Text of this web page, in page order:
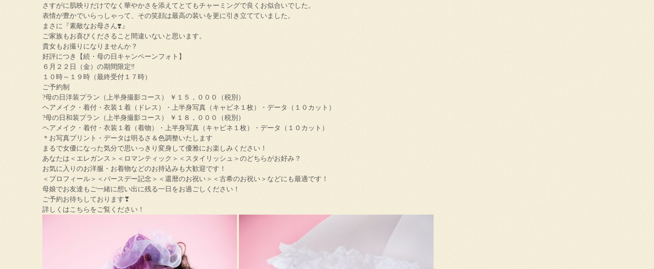
さすがに肌映りだけでなく華やかさを添えてとてもチャーミングで良くお似合いでした。
表情が豊かでいらっしゃって、その笑顔は最高の装いを更に引き立てていました。
まさに『素敵なお母さん❣️』
ご家族もお喜びくださること間違いないと思います。
貴女もお撮りになりませんか？
好評につき【続・母の日キャンペーンフォト】
６月２２日（金）の期間限定‼
１０時～１９時（最終受付１７時）
ご予約制
?母の日洋装プラン（上半身撮影コース） ￥１５，０００（税別）
ヘアメイク・着付・衣装１着（ドレス）・上半身写真（キャビネ１枚）・データ（１０カット）
?母の日和装プラン（上半身撮影コース） ￥１８，０００（税別）
ヘアメイク・着付・衣装１着（着物）・上半身写真（キャビネ１枚）・データ（１０カット）
＊お写真プリント・データは明るさ＆色調整いたします
まるで女優になった気分で思いっきり変身して優雅にお楽しみください！
あなたは＜エレガンス＞＜ロマンティック＞＜スタイリッシュ＞のどちらがお好み？
お気に入りのお洋服・お着物などのお持込みも大歓迎です！
＜プロフィール＞＜バースデー記念＞＜還暦のお祝い＞＜古希のお祝い＞などにも最適です！
母娘でお友達もご一緒に想い出に残る一日をお過ごしください！
ご予約お待ちしております❣
詳しくはこちらをご覧ください！